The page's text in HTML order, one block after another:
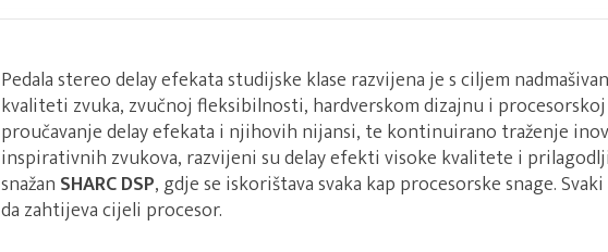
Pedala stereo delay efekata studijske klase razvijena je s ciljem
kvaliteti zvuka, zvučnoj fleksibilnosti, hardverskom dizajnu i
proučavanje delay efekata i njihovih nijansi, te kontinuirano traženje
inspirativnih zvukova, razvijeni su delay efekti visoke kvalitete i
snažan SHARC DSP, gdje se iskorištava svaka kap procesorske snage.
da zahtijeva cijeli procesor.